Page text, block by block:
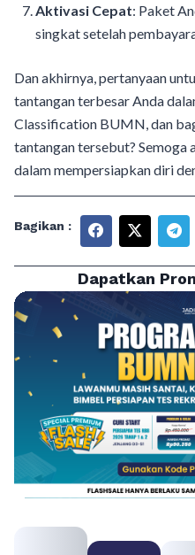
Aktivasi Cepat: Paket
singkat setelah
Dan akhirnya, pertanyaan
tantangan terbesar Anda
Classification BUMN, dan
tantangan tersebut? Semoga
dalam mempersiapkan diri
Bagikan :
Dapatkan